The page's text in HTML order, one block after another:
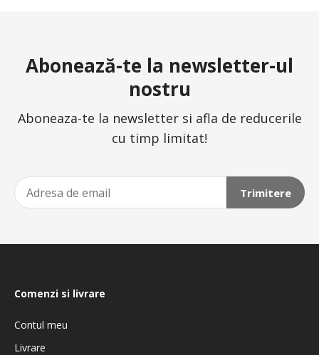
Abonează-te la newsletter-ul
nostru
Aboneaza-te la newsletter si afla de reducerile
cu timp limitat!
Trimitere
Comenzi si livrare
Contul meu
Livrare